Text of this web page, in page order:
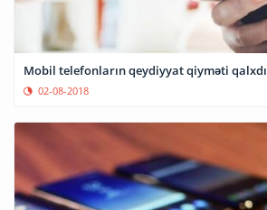
Mobil telefonların qeydiyyat qiyməti qalxdı
02-08-2018